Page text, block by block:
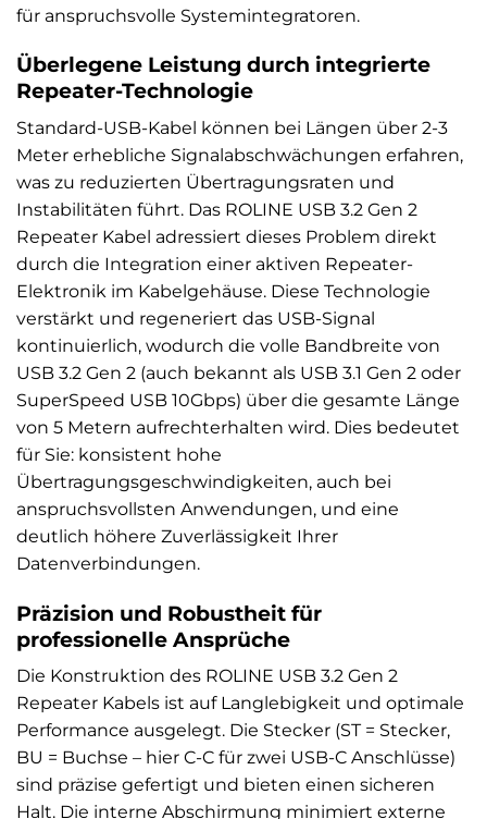
für anspruchsvolle Systemintegratoren.
Überlegene Leistung durch integrierte
Repeater-Technologie
Standard-USB-Kabel können bei Längen über 2-3
Meter erhebliche Signalabschwächungen erfahren,
was zu reduzierten Übertragungsraten und
Instabilitäten führt. Das ROLINE USB 3.2 Gen 2
Repeater Kabel adressiert dieses Problem direkt
durch die Integration einer aktiven Repeater-
Elektronik im Kabelgehäuse. Diese Technologie
verstärkt und regeneriert das USB-Signal
kontinuierlich, wodurch die volle Bandbreite von
USB 3.2 Gen 2 (auch bekannt als USB 3.1 Gen 2 oder
SuperSpeed USB 10Gbps) über die gesamte Länge
von 5 Metern aufrechterhalten wird. Dies bedeutet
für Sie: konsistent hohe
Übertragungsgeschwindigkeiten, auch bei
anspruchsvollsten Anwendungen, und eine
deutlich höhere Zuverlässigkeit Ihrer
Datenverbindungen.
Präzision und Robustheit für
professionelle Ansprüche
Die Konstruktion des ROLINE USB 3.2 Gen 2
Repeater Kabels ist auf Langlebigkeit und optimale
Performance ausgelegt. Die Stecker (ST = Stecker,
BU = Buchse – hier C-C für zwei USB-C Anschlüsse)
sind präzise gefertigt und bieten einen sicheren
Halt. Die interne Abschirmung minimiert externe